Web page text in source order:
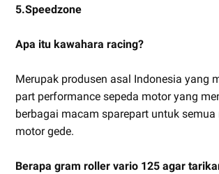
5.Speedzone
Apa itu kawahara racing?
Merupak produsen asal Indonesia yang
part performance sepeda motor yang
berbagai macam sparepart untuk semua
motor gede.
Berapa gram roller vario 125 agar